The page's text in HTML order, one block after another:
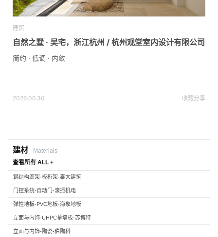
建筑
自然之墅 · 吴宅，浙江杭州 / 杭州观堂室内设计有限公司
简约 · 低调 · 内敛
2026.06.30 收藏分享
建材
Materials
查看所有 ALL +
钢结构廊架-板桁架-泰大建筑
门控系统-自动门-濠振机电
弹性地板-PVC地板-海象地板
立面与内饰-UHPC幕墙板-苏博特
立面与内饰-陶瓷-伯陶科